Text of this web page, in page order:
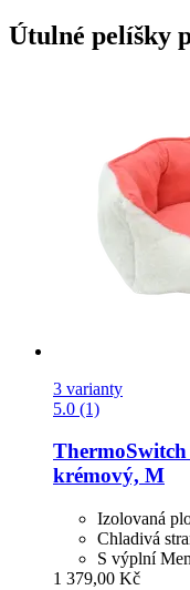
Útulné pelíšky
3 varianty
5.0 (1)
ThermoSwitch
krémový, M
Izolovaná
Chladivá
S výplní
1 379,00 Kč